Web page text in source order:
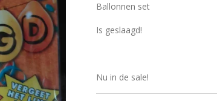
Ballonnen set
Is geslaagd!
Nu in de sale!